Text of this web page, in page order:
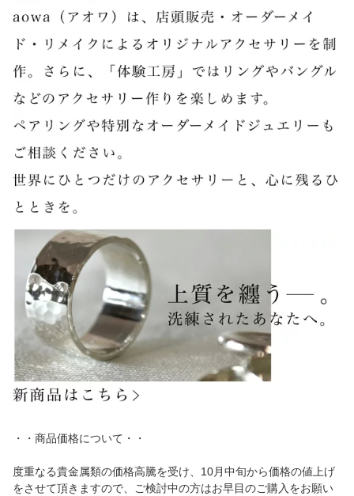
・・商品価格について・・
度重なる貴金属類の価格高騰を受け、10月中旬から価格の値上げ
をさせて頂きますので、ご検討中の方はお早目のご購入をお願い